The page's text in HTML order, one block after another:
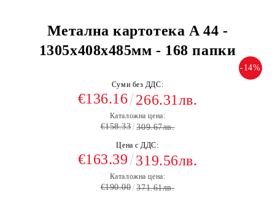
Метална картотека A 44 -
1305x408x485мм - 168 папки
-14%
Суми без ДДС:
€136.16 266.31лв.
Каталожна цена:
€158.33 309.67лв.
Цена с ДДС:
€163.39 319.56лв.
Каталожна цена:
€190.00 371.61лв.